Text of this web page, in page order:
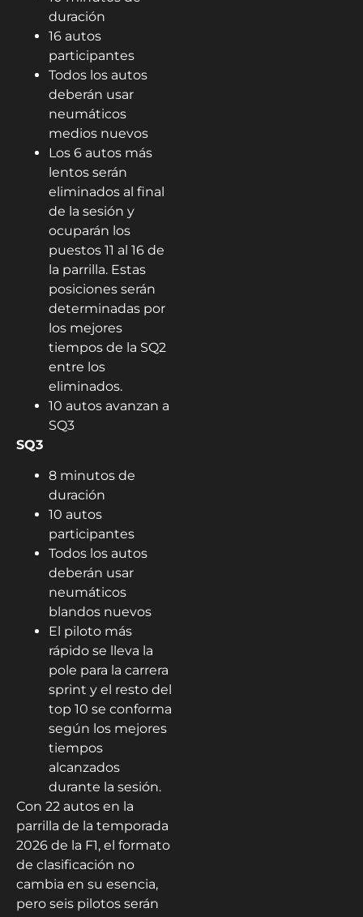
duración
16 autos
participantes
Todos los autos
deberán usar
neumáticos
medios nuevos
Los 6 autos más
lentos serán
eliminados al final
de la sesión y
ocuparán los
puestos 11 al 16 de
la parrilla. Estas
posiciones serán
determinadas por
los mejores
tiempos de la SQ2
entre los
eliminados.
10 autos avanzan a
SQ3
SQ3
8 minutos de
duración
10 autos
participantes
Todos los autos
deberán usar
neumáticos
blandos nuevos
El piloto más
rápido se lleva la
pole para la carrera
sprint y el resto del
top 10 se conforma
según los mejores
tiempos
alcanzados
durante la sesión.
Con 22 autos en la
parrilla de la temporada
2026 de la F1, el formato
de clasificación no
cambia en su esencia,
pero seis pilotos serán